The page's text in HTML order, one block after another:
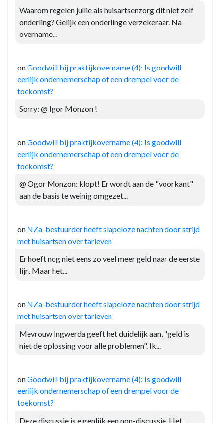
Waarom regelen jullie als huisartsenzorg dit niet zelf
onderling? Gelijk een onderlinge verzekeraar. Na
overname...
onGoodwill bij praktijkovername (4): Is goodwill
eerlijk ondernemerschap of een drempel voor de
toekomst?
Sorry: @ Igor Monzon !
onGoodwill bij praktijkovername (4): Is goodwill
eerlijk ondernemerschap of een drempel voor de
toekomst?
@ Ogor Monzon: klopt! Er wordt aan de "voorkant"
aan de basis te weinig omgezet...
on NZa-bestuurder heeft slapeloze nachten door strijd
met huisartsen over tarieven
Er hoeft nog niet eens zo veel meer geld naar de eerste
lijn. Maar het...
on NZa-bestuurder heeft slapeloze nachten door strijd
met huisartsen over tarieven
Mevrouw Ingwerda geeft het duidelijk aan, "geld is
niet de oplossing voor alle problemen". Ik...
onGoodwill bij praktijkovername (4): Is goodwill
eerlijk ondernemerschap of een drempel voor de
toekomst?
Deze discussie is eigenlijk een non-discussie. Het